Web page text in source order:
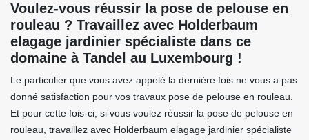
Voulez-vous réussir la pose de pelouse en
rouleau ? Travaillez avec Holderbaum
elagage jardinier spécialiste dans ce
domaine à Tandel au Luxembourg !
Le particulier que vous avez appelé la dernière fois ne vous a pas
donné satisfaction pour vos travaux pose de pelouse en rouleau.
Et pour cette fois-ci, si vous voulez réussir la pose de pelouse en
rouleau, travaillez avec Holderbaum elagage jardinier spécialiste